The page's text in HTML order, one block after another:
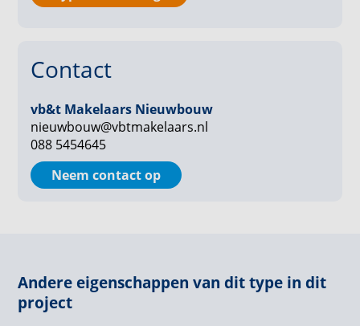
Parkeren: Parkeren op privéparkeerplaats
Contact
vb&t Makelaars Nieuwbouw
nieuwbouw@vbtmakelaars.nl
088 5454645
Neem contact op
Andere eigenschappen van dit type in dit
project